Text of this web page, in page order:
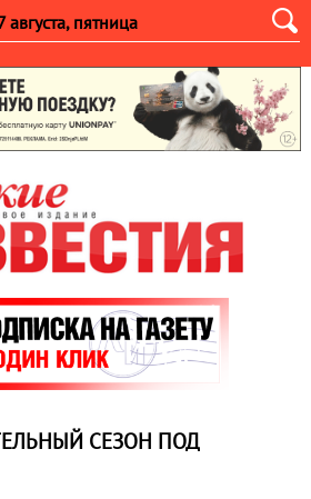
августа, пятница
СЕЗОН ПОД